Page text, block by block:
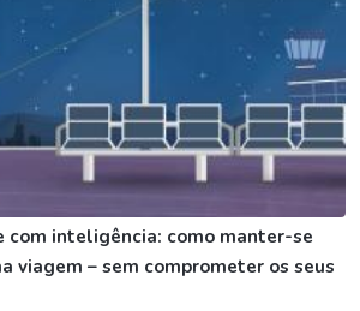
com inteligência: como manter-se
viagem – sem comprometer os seus